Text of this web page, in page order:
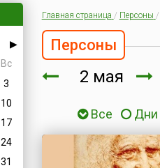
▶
Вс
3
10
17
24
31
Главная страница / Персоны /
Персоны
2 мая
Все Дни